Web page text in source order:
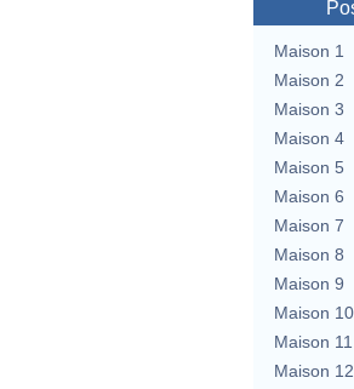
Maison 1
Maison 2
Maison 3
Maison 4
Maison 5
Maison 6
Maison 7
Maison 8
Maison 9
Maison 10
Maison 11
Maison 12